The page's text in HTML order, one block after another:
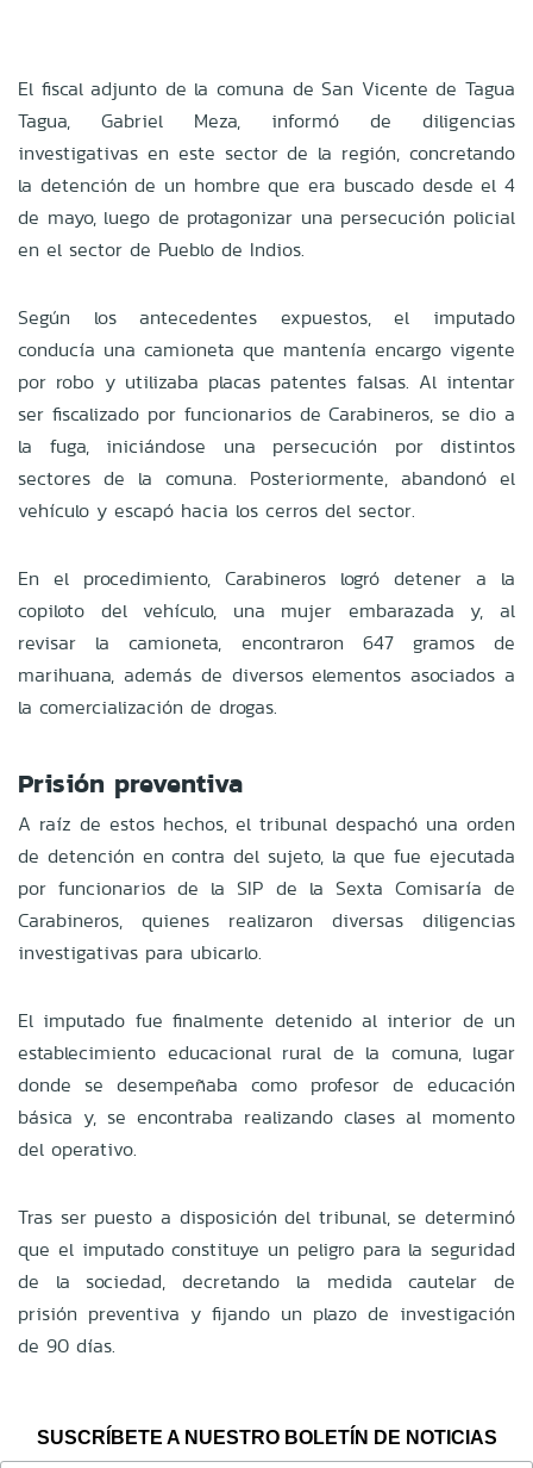
El fiscal adjunto de la comuna de San Vicente de Tagua
Tagua, Gabriel Meza, informó de diligencias
investigativas en este sector de la región, concretando
la detención de un hombre que era buscado desde el 4
de mayo, luego de protagonizar una persecución policial
en el sector de Pueblo de Indios.
Según los antecedentes expuestos, el imputado
conducía una camioneta que mantenía encargo vigente
por robo y utilizaba placas patentes falsas. Al intentar
ser fiscalizado por funcionarios de Carabineros, se dio a
la fuga, iniciándose una persecución por distintos
sectores de la comuna. Posteriormente, abandonó el
vehículo y escapó hacia los cerros del sector.
En el procedimiento, Carabineros logró detener a la
copiloto del vehículo, una mujer embarazada y, al
revisar la camioneta, encontraron 647 gramos de
marihuana, además de diversos elementos asociados a
la comercialización de drogas.
Prisión preventiva
A raíz de estos hechos, el tribunal despachó una orden
de detención en contra del sujeto, la que fue ejecutada
por funcionarios de la SIP de la Sexta Comisaría de
Carabineros, quienes realizaron diversas diligencias
investigativas para ubicarlo.
El imputado fue finalmente detenido al interior de un
establecimiento educacional rural de la comuna, lugar
donde se desempeñaba como profesor de educación
básica y, se encontraba realizando clases al momento
del operativo.
Tras ser puesto a disposición del tribunal, se determinó
que el imputado constituye un peligro para la seguridad
de la sociedad, decretando la medida cautelar de
prisión preventiva y fijando un plazo de investigación
de 90 días.
SUSCRÍBETE A NUESTRO BOLETÍN DE NOTICIAS